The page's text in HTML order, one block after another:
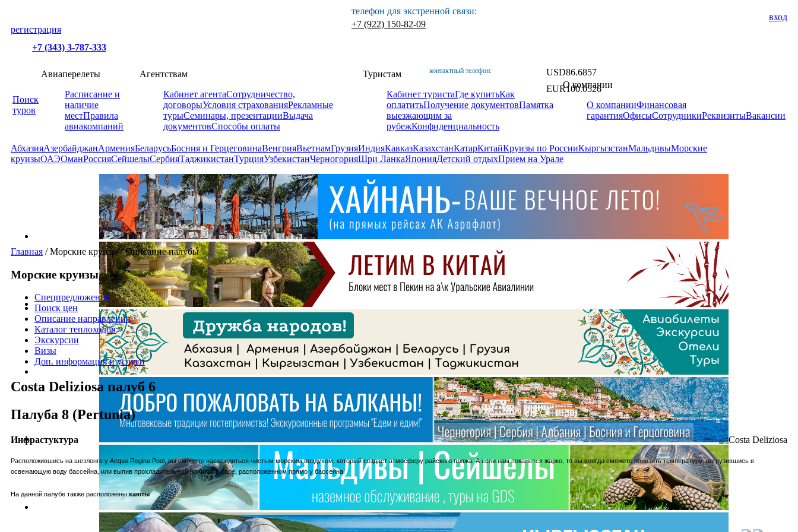
вход
регистрация
+7 (343) 3-787-333
телефон для экстренной связи:
+7 (922) 150-82-09
контактный телефон: USD86.6857
EUR100.0526
Поиск
туров
Авиаперелеты
Расписание и
наличие
местПравила
авиакомпаний
Агентствам
Кабинет агентаСотрудничество,
договорыУсловия страхованияРекламные
турыСеминары, презентацииВыдача
документовСпособы оплаты
Туристам
Кабинет туристаГде купитьКак
оплатитьПолучение документовПамятка
выезжающим за
рубежКонфиденциальность
О компании
О компанииФинансовая
гарантияОфисыСотрудникиРеквизитыВакансии
АбхазияАзербайджанАрменияБеларусьБосния и ГерцеговинаВенгрияВьетнамГрузияИндияКавказКазахстанКатарКитайКруизы по РоссииКыргызстанМальдивыМорские
круизыОАЭОманРоссияСейшелыСербияТаджикистанТурцияУзбекистанЧерногорияШри ЛанкаЯпонияДетский отдыхПрием на Урале
Главная /Морские круизы/Описание палубы
Морские круизы
Спецпредложения
Поиск цен
Описание направления
Каталог теплоходов
Экскурсии
Визы
Доп. информация и услуги
Costa Deliziosa палуб 6
Палуба 8 (Pertunia)
Инфрастуктура
Расположившись на шезлонге у Acqua Regina Pool, вы сможете наслаждиться чистым морским воздухом, который создаст атмосферу райского пляжа. А если вам покажется жарко, то вы всегда сможете понизить температуру, погрузившись в
освежающую воду бассейна, или выпив прохладительный напиток в баре, расположенном прямо у бассейна!
На данной палубе также расположены каюты